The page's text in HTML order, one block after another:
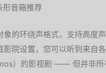
象的环绕声格式，支持高度
影院设置，您可以听到来自
）的影视剧 —— 但并非所